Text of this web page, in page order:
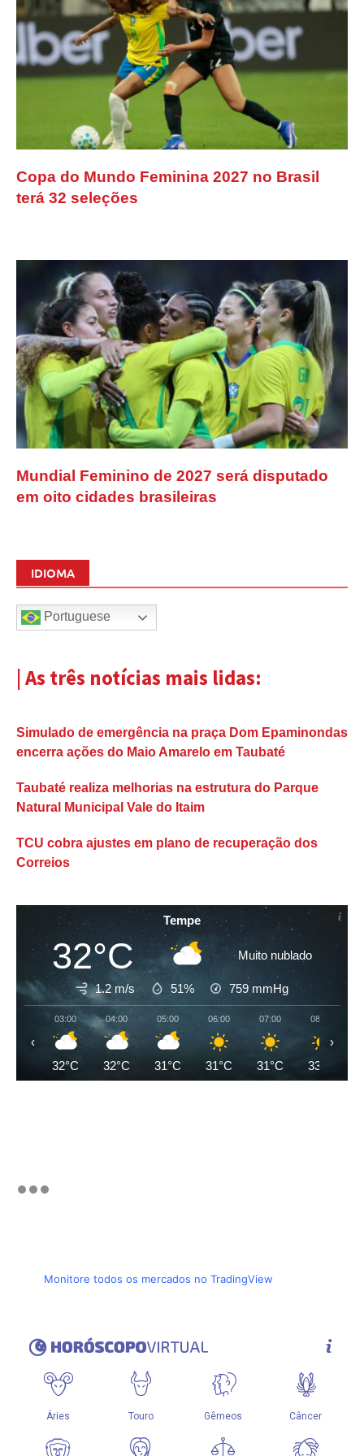
Copa do Mundo Feminina 2027 no Brasil
terá 32 seleções
Mundial Feminino de 2027 será disputado
em oito cidades brasileiras
IDIOMA
Portuguese
| As três notícias mais lidas:
Simulado de emergência na praça Dom Epaminondas
encerra ações do Maio Amarelo em Taubaté
Taubaté realiza melhorias na estrutura do Parque
Natural Municipal Vale do Itaim
TCU cobra ajustes em plano de recuperação dos
Correios
Tempe
32°C Muito nublado
1.2 m/s 51% 759 mmHg
03:00
32°C
04:00
32°C
05:00
31°C
06:00
31°C
07:00
31°C
08:00
33°C
‹ ›
Monitore todos os mercados no TradingView